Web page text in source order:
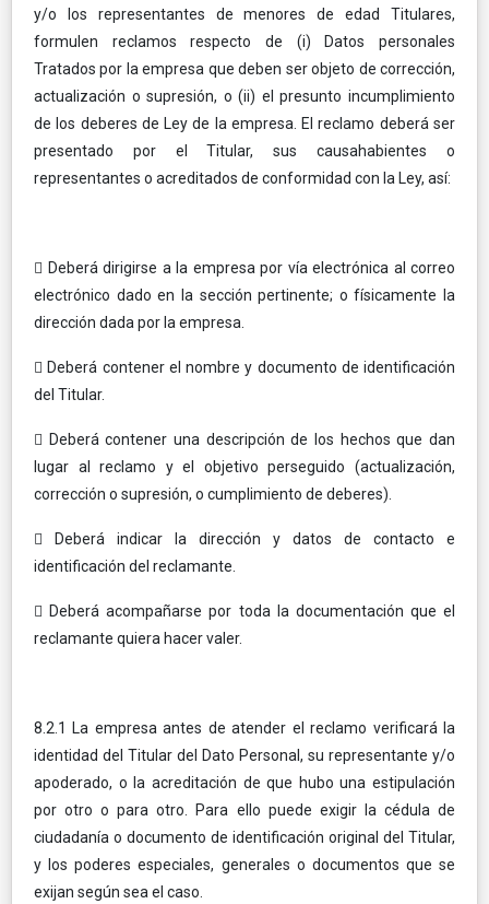
y/o los representantes de menores de edad Titulares,
formulen reclamos respecto de (i) Datos personales
Tratados por la empresa que deben ser objeto de corrección,
actualización o supresión, o (ii) el presunto incumplimiento
de los deberes de Ley de la empresa. El reclamo deberá ser
presentado por el Titular, sus causahabientes o
representantes o acreditados de conformidad con la Ley, así:
 Deberá dirigirse a la empresa por vía electrónica al correo
electrónico dado en la sección pertinente; o físicamente la
dirección dada por la empresa.
 Deberá contener el nombre y documento de identificación
del Titular.
 Deberá contener una descripción de los hechos que dan
lugar al reclamo y el objetivo perseguido (actualización,
corrección o supresión, o cumplimiento de deberes).
 Deberá indicar la dirección y datos de contacto e
identificación del reclamante.
 Deberá acompañarse por toda la documentación que el
reclamante quiera hacer valer.
8.2.1 La empresa antes de atender el reclamo verificará la
identidad del Titular del Dato Personal, su representante y/o
apoderado, o la acreditación de que hubo una estipulación
por otro o para otro. Para ello puede exigir la cédula de
ciudadanía o documento de identificación original del Titular,
y los poderes especiales, generales o documentos que se
exijan según sea el caso.